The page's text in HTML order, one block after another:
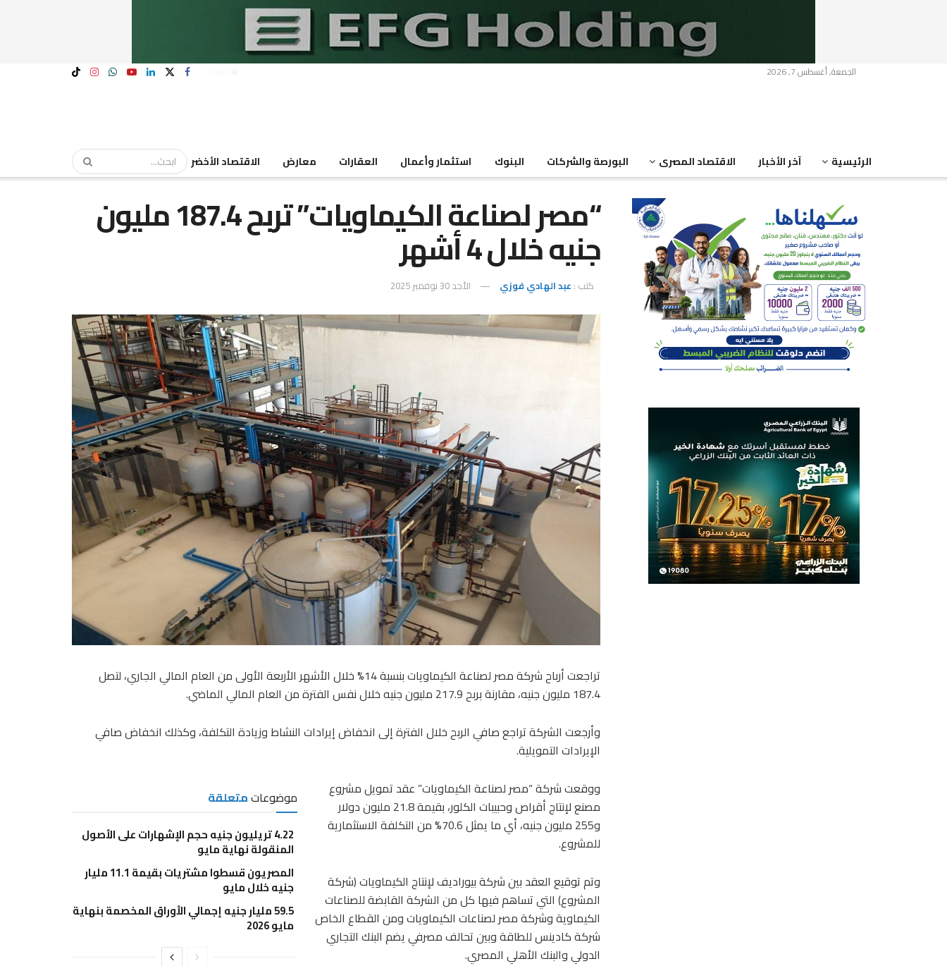
الجمعة, أغسطس 7, 2026
الرئيسية آخر الأخبار الاقتصاد المصرى البورصة والشركات البنوك استثمار وأعمال العقارات معارض الاقتصاد الأخضر
“مصر لصناعة الكيماويات” تربح 187.4 مليون
جنيه خلال 4 أشهر
كتب : عبد الهادي فوزي الأحد 30 نوفمبر 2025
تراجعت أرباح شركة مصر لصناعة الكيماويات بنسبة 14% خلال الأشهر الأربعة الأولى من العام المالي الجاري، لتصل
187.4 مليون جنيه، مقارنة بربح 217.9 مليون جنيه خلال نفس الفترة من العام المالي الماضي.
وأرجعت الشركة تراجع صافي الربح خلال الفترة إلى انخفاض إيرادات النشاط وزيادة التكلفة، وكذلك انخفاض صافي
الإيرادات التمويلية.
موضوعاتمتعلقة
4.22 تريليون جنيه حجم الإشهارات على الأصول
المنقولة نهاية مايو
المصريون قسطوا مشتريات بقيمة 11.1 مليار
جنيه خلال مايو
59.5 مليار جنيه إجمالي الأوراق المخصمة بنهاية
مايو 2026
ووقعت شركة “مصر لصناعة الكيماويات” عقد تمويل مشروع
مصنع لإنتاج أقراص وحبيبات الكلور، بقيمة 21.8 مليون دولار
و255 مليون جنيه، أي ما يمثل 70.6% من التكلفة الاستثمارية
للمشروع.
وتم توقيع العقد بين شركة بيوراديف لإنتاج الكيماويات (شركة
المشروع) التي تساهم فيها كل من الشركة القابضة للصناعات
الكيماوية وشركة مصر لصناعات الكيماويات ومن القطاع الخاص
شركة كادينس للطاقة وبين تحالف مصرفي يضم البنك التجاري
الدولي والبنك الأهلي المصري.